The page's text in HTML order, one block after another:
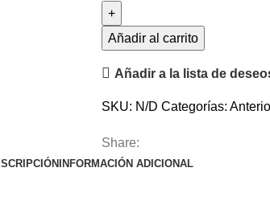
Añadir al carrito
Añadir a la lista de
SKU: N/D Categorías:
Share:
INFORMACIÓN ADICIONAL